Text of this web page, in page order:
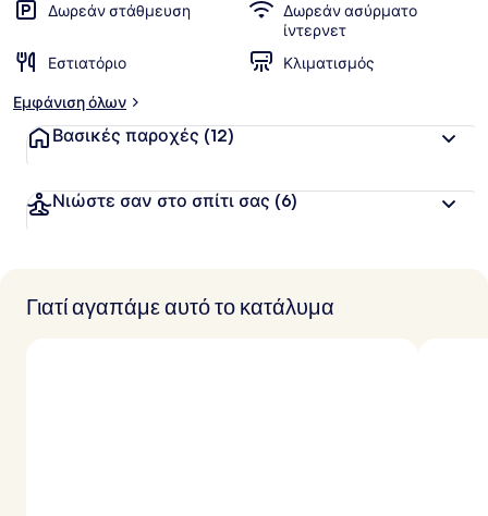
Δωρεάν στάθμευση
Δωρεάν ασύρματο
ίντερνετ
Εστιατόριο
Κλιματισμός
Εμφάνιση όλων
Βασικές παροχές (12)
Νιώστε σαν στο σπίτι σας (6)
Γιατί αγαπάμε αυτό το κατάλυμα